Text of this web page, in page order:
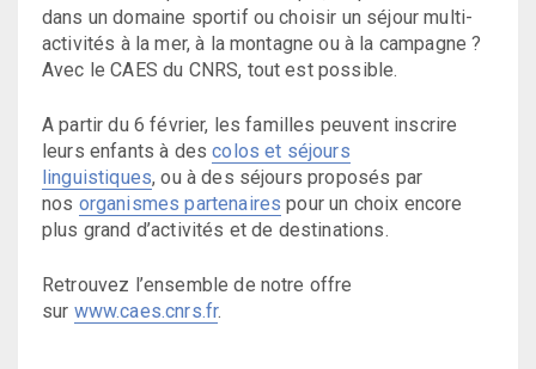
dans un domaine sportif ou choisir un séjour multi-
activités à la mer, à la montagne ou à la campagne ?
Avec le CAES du CNRS, tout est possible.
A partir du 6 février, les familles peuvent inscrire
leurs enfants à descolos et séjours
linguistiques, ou à des séjours proposés par
nos organismes partenaires pour un choix encore
plus grand d’activités et de destinations.
Retrouvez l’ensemble de notre offre
sur www.caes.cnrs.fr.